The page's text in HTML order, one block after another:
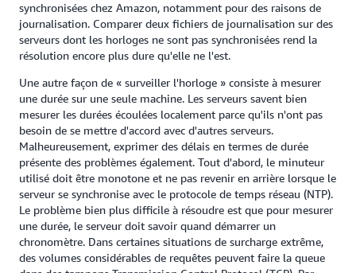
synchronisées chez Amazon, notamment pour des raisons de
journalisation. Comparer deux fichiers de journalisation sur des
serveurs dont les horloges ne sont pas synchronisées rend la
résolution encore plus dure qu'elle ne l'est.
Une autre façon de « surveiller l'horloge » consiste à mesurer
une durée sur une seule machine. Les serveurs savent bien
mesurer les durées écoulées localement parce qu'ils n'ont pas
besoin de se mettre d'accord avec d'autres serveurs.
Malheureusement, exprimer des délais en termes de durée
présente des problèmes également. Tout d'abord, le minuteur
utilisé doit être monotone et ne pas revenir en arrière lorsque le
serveur se synchronise avec le protocole de temps réseau (NTP).
Le problème bien plus difficile à résoudre est que pour mesurer
une durée, le serveur doit savoir quand démarrer un
chronomètre. Dans certaines situations de surcharge extrême,
des volumes considérables de requêtes peuvent faire la queue